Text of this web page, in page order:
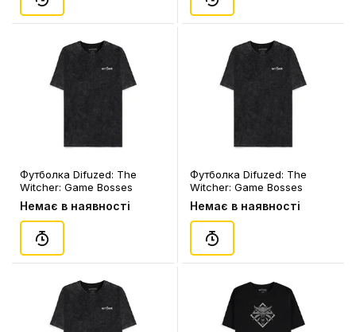
Футболка Difuzed: The
Witcher: Game Bosses
Runes (XL), (180220)
Немає в наявності
Футболка Difuzed: The
Witcher: Game Bosses
Runes (L), (180213)
Немає в наявності